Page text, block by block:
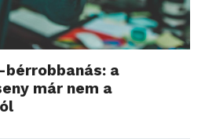
a
már nem a